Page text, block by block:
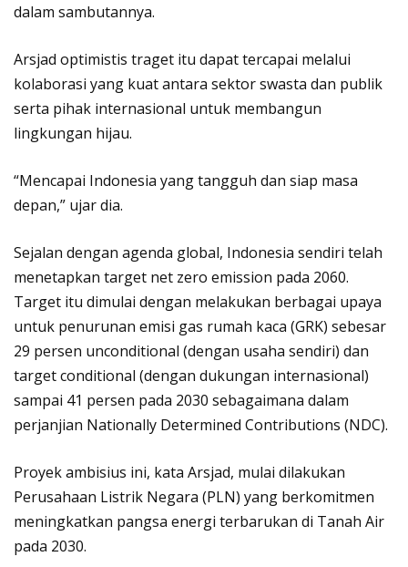
dalam sambutannya.
Arsjad optimistis traget itu dapat tercapai melalui
kolaborasi yang kuat antara sektor swasta dan publik
serta pihak internasional untuk membangun
lingkungan hijau.
“Mencapai Indonesia yang tangguh dan siap masa
depan,” ujar dia.
Sejalan dengan agenda global, Indonesia sendiri telah
menetapkan target net zero emission pada 2060.
Target itu dimulai dengan melakukan berbagai upaya
untuk penurunan emisi gas rumah kaca (GRK) sebesar
29 persen unconditional (dengan usaha sendiri) dan
target conditional (dengan dukungan internasional)
sampai 41 persen pada 2030 sebagaimana dalam
perjanjian Nationally Determined Contributions (NDC).
Proyek ambisius ini, kata Arsjad, mulai dilakukan
Perusahaan Listrik Negara (PLN) yang berkomitmen
meningkatkan pangsa energi terbarukan di Tanah Air
pada 2030.